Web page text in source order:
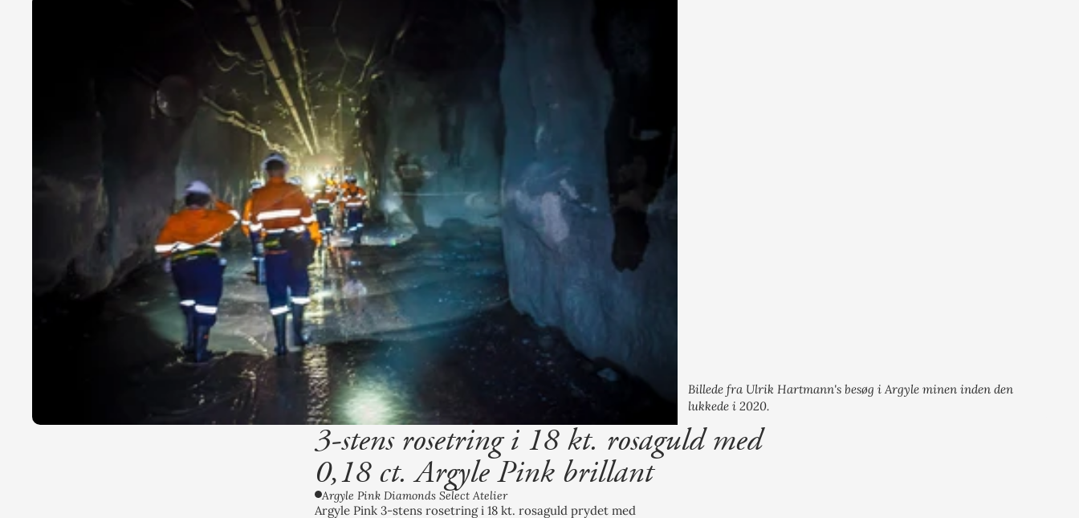
Billede fra Ulrik Hartmann's besøg i Argyle minen inden den
lukkede i 2020.
3-stens rosetring i 18 kt. rosaguld med
0,18 ct. Argyle Pink brillant
Argyle Pink Diamonds Select Atelier
Argyle Pink 3-stens rosetring i 18 kt. rosaguld prydet med